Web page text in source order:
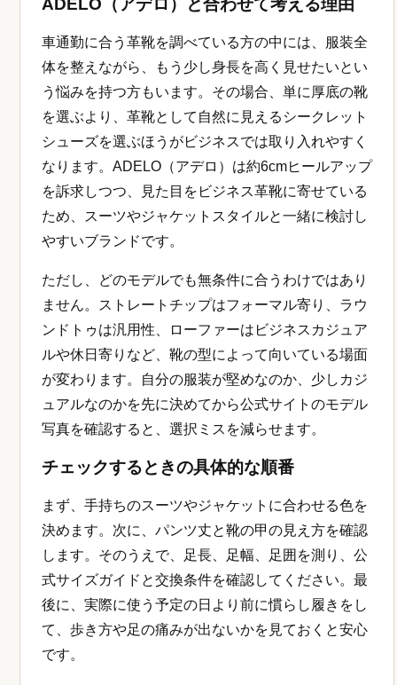
ADELO（アデロ）と合わせて考える理由
車通勤に合う革靴を調べている方の中には、服装全
体を整えながら、もう少し身長を高く見せたいとい
う悩みを持つ方もいます。その場合、単に厚底の靴
を選ぶより、革靴として自然に見えるシークレット
シューズを選ぶほうがビジネスでは取り入れやすく
なります。ADELO（アデロ）は約6cmヒールアップ
を訴求しつつ、見た目をビジネス革靴に寄せている
ため、スーツやジャケットスタイルと一緒に検討し
やすいブランドです。
ただし、どのモデルでも無条件に合うわけではあり
ません。ストレートチップはフォーマル寄り、ラウ
ンドトゥは汎用性、ローファーはビジネスカジュア
ルや休日寄りなど、靴の型によって向いている場面
が変わります。自分の服装が堅めなのか、少しカジ
ュアルなのかを先に決めてから公式サイトのモデル
写真を確認すると、選択ミスを減らせます。
チェックするときの具体的な順番
まず、手持ちのスーツやジャケットに合わせる色を
決めます。次に、パンツ丈と靴の甲の見え方を確認
します。そのうえで、足長、足幅、足囲を測り、公
式サイズガイドと交換条件を確認してください。最
後に、実際に使う予定の日より前に慣らし履きをし
て、歩き方や足の痛みが出ないかを見ておくと安心
です。